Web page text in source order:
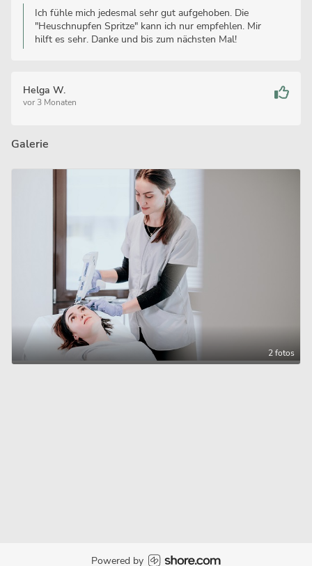
Ich fühle mich jedesmal sehr gut aufgehoben. Die
"Heuschnupfen Spritze" kann ich nur empfehlen. Mir
hilft es sehr. Danke und bis zum nächsten Mal!
Helga W.
vor 3 Monaten
Galerie
2 fotos
Powered by